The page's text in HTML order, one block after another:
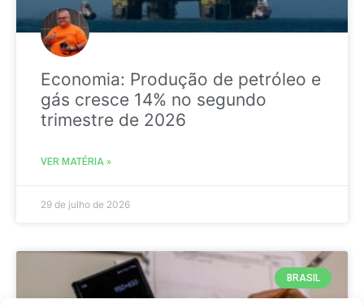
Economia: Produção de petróleo e
gás cresce 14% no segundo
trimestre de 2026
VER MATÉRIA »
29 de julho de 2026
BRASIL